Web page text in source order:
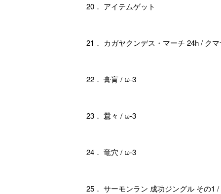
20． アイテムゲット
21． カガヤクンデス・マーチ 24h / ク
22． 膏肓 / ω-3
23． 囂々 / ω-3
24． 竜穴 / ω-3
25． サーモンラン 成功ジングル その1